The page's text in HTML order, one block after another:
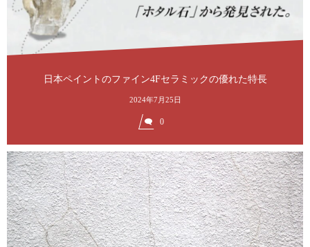
日本ペイントのファイン4Fセラミックの優れた特長
2024年7月25日
0